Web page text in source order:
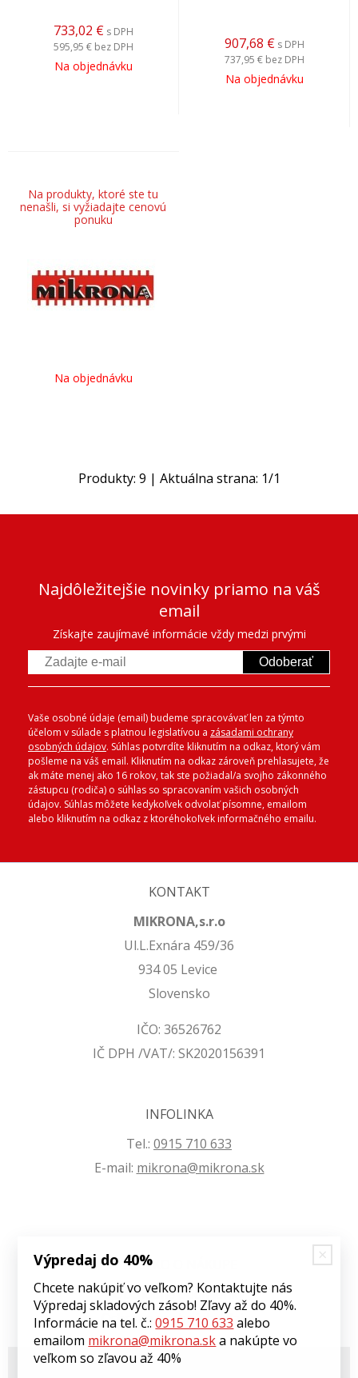
733,02 € s DPH
595,95 € bez DPH
Na objednávku
907,68 € s DPH
737,95 € bez DPH
Na objednávku
Na produkty, ktoré ste tu
nenašli, si vyžiadajte cenovú
ponuku
Na objednávku
Produkty: 9 | Aktuálna strana: 1/1
Najdôležitejšie novinky priamo na váš
email
Získajte zaujímavé informácie vždy medzi prvými
Odoberať
Vaše osobné údaje (email) budeme spracovávať len za týmto
účelom v súlade s platnou legislatívou a zásadami ochrany
osobných údajov. Súhlas potvrdíte kliknutím na odkaz, ktorý vám
pošleme na váš email. Kliknutím na odkaz zároveň prehlasujete, že
ak máte menej ako 16 rokov, tak ste požiadal/a svojho zákonného
zástupcu (rodiča) o súhlas so spracovaním vašich osobných
údajov. Súhlas môžete kedykoľvek odvolať písomne, emailom
alebo kliknutím na odkaz z ktoréhokoľvek informačného emailu.
KONTAKT
MIKRONA,s.r.o
Ul.L.Exnára 459/36
934 05 Levice
Slovensko
IČO: 36526762
IČ DPH /VAT/: SK2020156391
INFOLINKA
Tel.: 0915 710 633
E-mail: mikrona@mikrona.sk
VŠETKO O NÁKUPE
Obchodné podmienky
Ochrana osobných údajov
© 2026 Môj eshop •tvorba eshopu cez UNIobchod
Výpredaj do 40%
Chcete nakúpiť vo veľkom? Kontaktujte nás
Výpredaj skladových zásob! Zľavy až do 40%.
Informácie na tel. č.:0915 710 633 alebo
emailom mikrona@mikrona.ska nakúpte vo
veľkom so zľavou až 40%